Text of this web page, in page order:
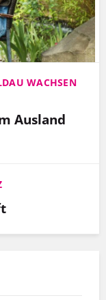
WACHSEN
Ausland